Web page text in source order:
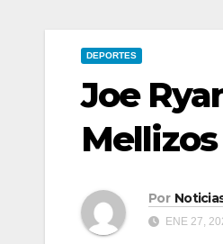
DEPORTES
Joe
Mellizos
Por
ENE 27,